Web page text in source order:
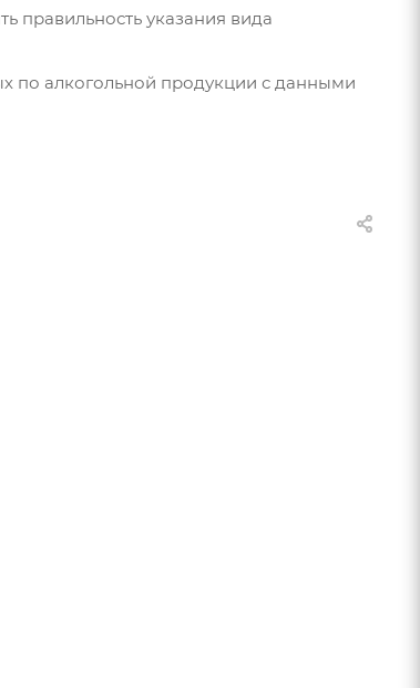
правильность указания вида
по алкогольной продукции с данными